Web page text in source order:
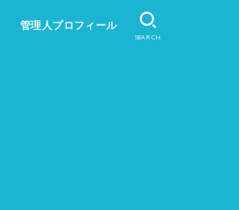
管理人プロフィール
SEARCH